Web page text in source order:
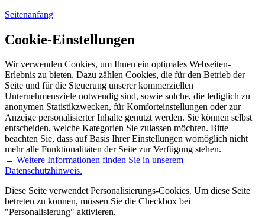
Seitenanfang
Cookie-Einstellungen
Wir verwenden Cookies, um Ihnen ein optimales Webseiten-
Erlebnis zu bieten. Dazu zählen Cookies, die für den Betrieb der
Seite und für die Steuerung unserer kommerziellen
Unternehmensziele notwendig sind, sowie solche, die lediglich zu
anonymen Statistikzwecken, für Komforteinstellungen oder zur
Anzeige personalisierter Inhalte genutzt werden. Sie können selbst
entscheiden, welche Kategorien Sie zulassen möchten. Bitte
beachten Sie, dass auf Basis Ihrer Einstellungen womöglich nicht
mehr alle Funktionalitäten der Seite zur Verfügung stehen.
→ Weitere Informationen finden Sie in unserem
Datenschutzhinweis.
Diese Seite verwendet Personalisierungs-Cookies. Um diese Seite
betreten zu können, müssen Sie die Checkbox bei
"Personalisierung" aktivieren.